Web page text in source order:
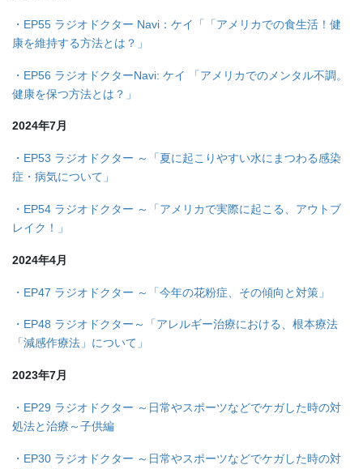
・ EP55 ラジオドクター Navi：ケイ「「アメリカでの食生活！健
康を維持する方法とは？」
・ EP56 ラジオドクターNavi: ケイ 「アメリカでのメンタル不調。
健康を保つ方法とは？」
2024年7月
・EP53 ラジオドクター ～「夏に起こりやすい水にまつわる感染
症・病気について」
・EP54 ラジオドクター ～「アメリカで実際に起こる、アウトブ
レイク！」
2024年4月
・EP47 ラジオドクター ～「今年の花粉症、その傾向と対策」
・EP48 ラジオドクター～「アレルギー治療における、根本療法
「減感作療法」について」
2023年7月
・EP29 ラジオドクター ～日常やスポーツなどでケガした時の対
処法と治療～子供編
・EP30 ラジオドクター ～日常やスポーツなどでケガした時の対